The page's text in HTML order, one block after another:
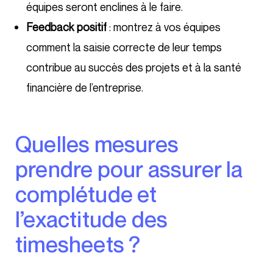
équipes seront enclines à le faire.
Feedback positif: montrez à vos équipes
comment la saisie correcte de leur temps
contribue au succès des projets et à la santé
financière de l’entreprise.
Quelles mesures
prendre pour assurer la
complétude et
l’exactitude des
timesheets ?